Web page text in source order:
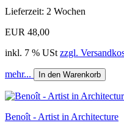
Lieferzeit: 2 Wochen
EUR 48,00
inkl. 7 % USt zzgl.
mehr... In den Warenkorb
Benoît - Artist in Architecture